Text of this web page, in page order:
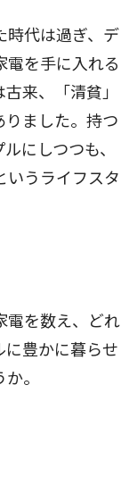
代は過ぎ、デ
電を手に入れる
来、「清貧」
りました。持つ
にしつつも、
いうライフスタ
電を数え、どれ
に豊かに暮らせ
。